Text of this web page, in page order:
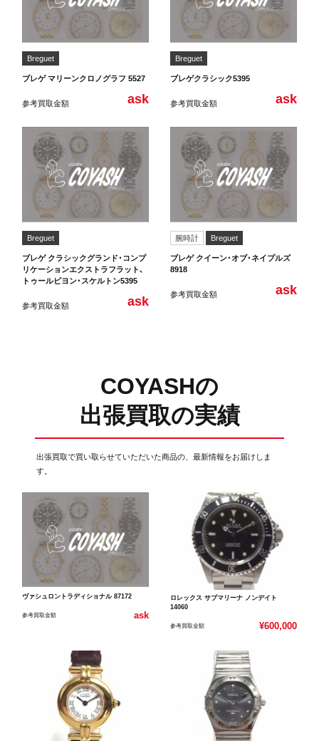
Breguet
ブレゲ マリーンクロノグラフ 5527
参考買取金額 ask
Breguet
ブレゲクラシック5395
参考買取金額 ask
Breguet
ブレゲ クラシックグランド･コンプ
リケーションエクストラフラット､
トゥールビヨン･スケルトン5395
参考買取金額 ask
腕時計 Breguet
ブレゲ クイーン･オブ･ネイプルズ
8918
参考買取金額 ask
COYASHの
出張買取の実績
出張買取で買い取らせていただいた商品の、最新情報をお届けしま
す。
ヴァシュロントラディショナル 87172
参考買取金額 ask
ロレックス サブマリーナ ノンデイト
14060
参考買取金額 ¥600,000